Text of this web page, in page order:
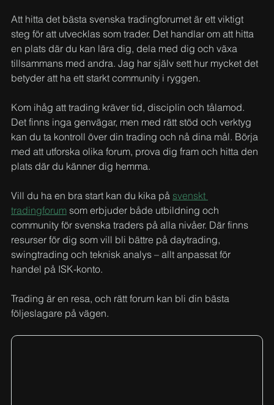
Att hitta det bästa svenska tradingforumet är ett viktigt
steg för att utvecklas som trader. Det handlar om att hitta
en plats där du kan lära dig, dela med dig och växa
tillsammans med andra. Jag har själv sett hur mycket det
betyder att ha ett starkt community i ryggen.
Kom ihåg att trading kräver tid, disciplin och tålamod.
Det finns inga genvägar, men med rätt stöd och verktyg
kan du ta kontroll över din trading och nå dina mål. Börja
med att utforska olika forum, prova dig fram och hitta den
plats där du känner dig hemma.
Vill du ha en bra start kan du kika på svenskt
tradingforum som erbjuder både utbildning och
community för svenska traders på alla nivåer. Där finns
resurser för dig som vill bli bättre på daytrading,
swingtrading och teknisk analys – allt anpassat för
handel på ISK-konto.
Trading är en resa, och rätt forum kan bli din bästa
följeslagare på vägen.